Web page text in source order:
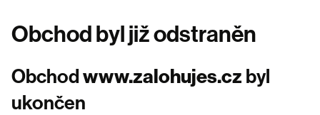
Obchod byl již odstraněn
Obchodwww.zalohujes.cz byl
ukončen